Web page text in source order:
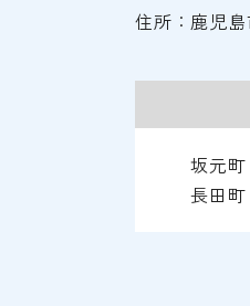
住所：鹿児
坂元町
長田町